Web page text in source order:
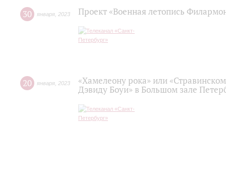
30 января 2023 Проект «Военная летопись
20 января 2023
«Хамелеону рока» или
Дэвиду Боуи» в Большом зале